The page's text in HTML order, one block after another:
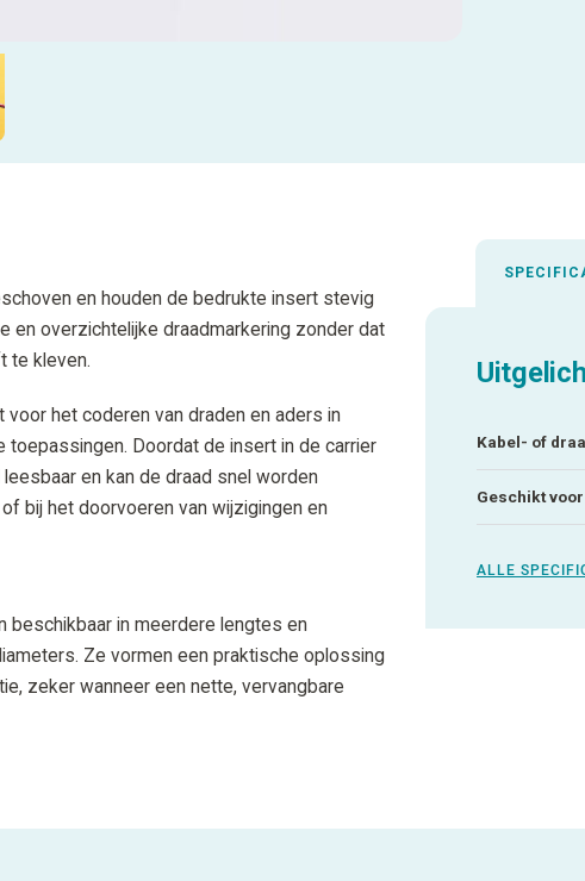
en houden de bedrukte insert stevig
en overzichtelijke draadmarkering zonder dat
te kleven.
het coderen van draden en aders in
toepassingen. Doordat de insert in de carrier
en kan de draad snel worden
bij het doorvoeren van wijzigingen en
beschikbaar in meerdere lengtes en
Ze vormen een praktische oplossing
zeker wanneer een nette, vervangbare
Kabel- of
Geschikt voor
ALLE